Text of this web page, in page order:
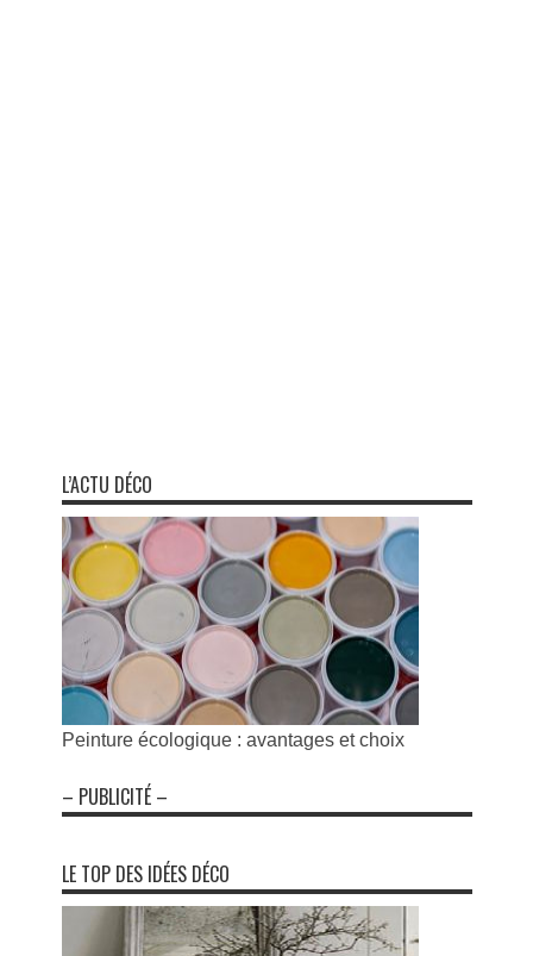
L’ACTU DÉCO
Peinture écologique : avantages et choix
– PUBLICITÉ –
LE TOP DES IDÉES DÉCO